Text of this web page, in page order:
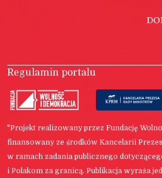
Regulamin portalu
"Projekt realizowany przez Fundację
finansowany ze środków Kancelarii
w ramach zadania publicznego
i Polakom za granicą. Publikacja wyraża